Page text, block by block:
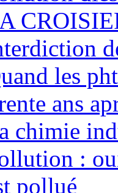
les
ans
chimie
:
pollué